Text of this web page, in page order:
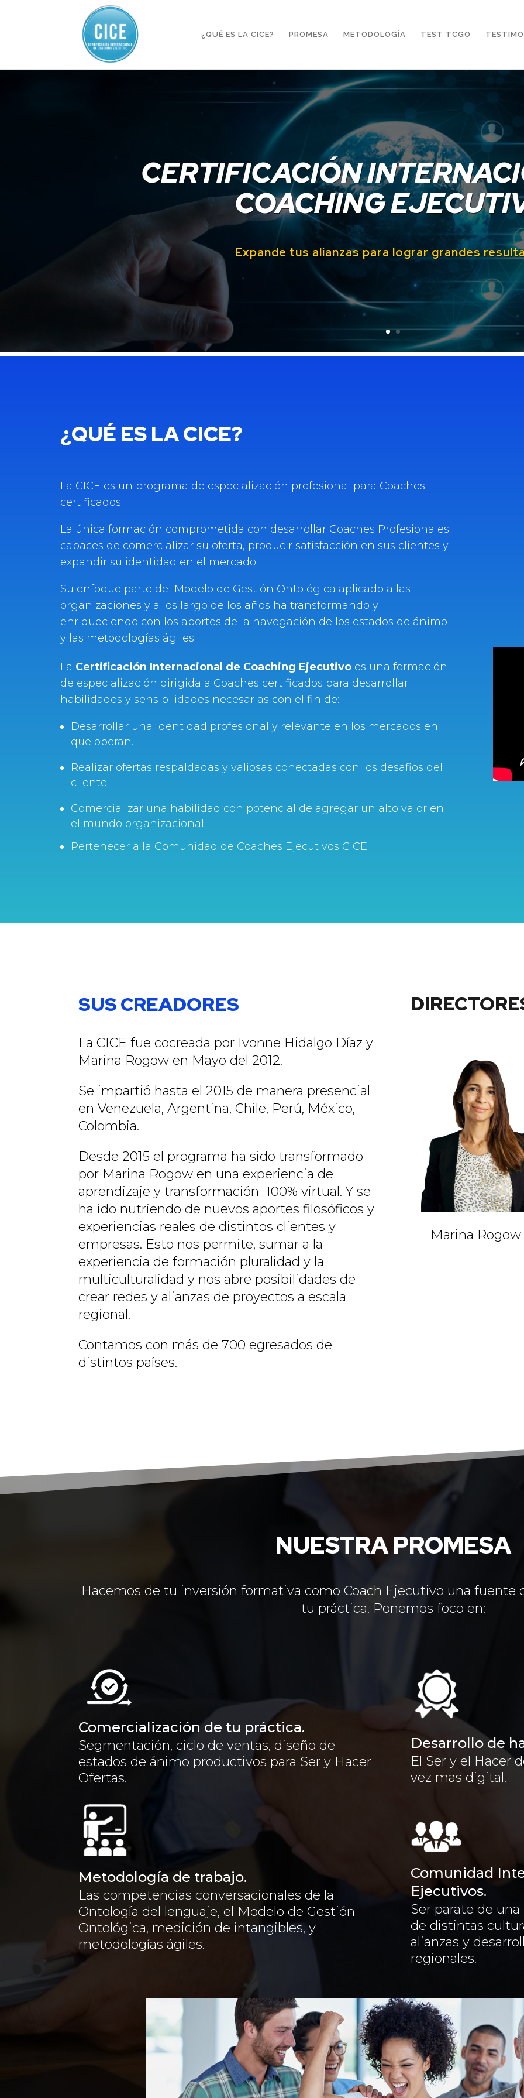
¿QUÉ ES LA CICE? PROMESA METODOLOGÍA TEST TCGO
CERTIFICACIÓN
COACHING
Expande tus alianzas para lograr grandes
¿QUÉ ES LA CICE?
La CICE es un programa de especialización profesional para Coaches
certificados.
La única formación comprometida con desarrollar Coaches Profesionales
capaces de comercializar su oferta, producir satisfacción en sus clientes y
expandir su identidad en el mercado.
Su enfoque parte del Modelo de Gestión Ontológica aplicado a las
organizaciones y a los largo de los años ha transformando y
enriqueciendo con los aportes de la navegación de los estados de ánimo
y las metodologías ágiles.
La Certificación Internacional de Coaching Ejecutivo es una formación
de especialización dirigida a Coaches certificados para desarrollar
habilidades y sensibilidades necesarias con el fin de:
Desarrollar una identidad profesional y relevante en los mercados en
que operan.
Realizar ofertas respaldadas y valiosas conectadas con los desafios del
cliente.
Comercializar una habilidad con potencial de agregar un alto valor en
el mundo organizacional.
Pertenecer a la Comunidad de Coaches Ejecutivos CICE.
SUS CREADORES
La CICE fue cocreada por Ivonne Hidalgo Díaz y
Marina Rogow en Mayo del 2012.
Se impartió hasta el 2015 de manera presencial
en Venezuela, Argentina, Chile, Perú, México,
Colombia.
Desde 2015 el programa ha sido transformado
por Marina Rogow en una experiencia de
aprendizaje y transformación 100% virtual. Y se
ha ido nutriendo de nuevos aportes filosóficos y
experiencias reales de distintos clientes y
empresas. Esto nos permite, sumar a la
experiencia de formación pluralidad y la
multiculturalidad y nos abre posibilidades de
crear redes y alianzas de proyectos a escala
regional.
Contamos con más de 700 egresados de
distintos países.
Marina Rogow
NUESTRA PROMESA
Hacemos de tu inversión formativa como Coach Ejecutivo una fuente
tu práctica. Ponemos foco en:
Comercialización de tu práctica.
Segmentación, ciclo de ventas, diseño de
estados de ánimo productivos para Ser y Hacer
Ofertas.
Metodología de trabajo.
Las competencias conversacionales de la
Ontología del lenguaje, el Modelo de Gestión
Ontológica, medición de intangibles, y
metodologías ágiles.
Desarrollo de
El Ser y el Hacer
vez mas digital.
Comunidad
Ejecutivos.
Ser parate de
de distintas
alianzas y
regionales.